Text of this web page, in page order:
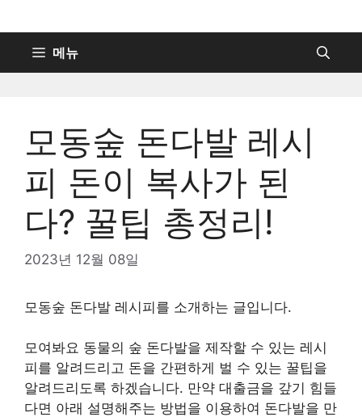
텐
로
메뉴
모동숲 돈다발 레시
피 돈이 복사가 된
다? 꿀팁 총정리!
2023년 12월 08일
모동숲 돈다발 레시피를 소개하는 글입니다.
모여봐요 동물의 숲 돈다발을 제작할 수 있는 레시
피를 알려드리고 돈을 간편하게 벌 수 있는 꿀팁을
알려드리도록 하겠습니다. 만약 대출금을 갚기 힘들
다면 아래 설명해주는 방법을 이용하여 돈다발을 만